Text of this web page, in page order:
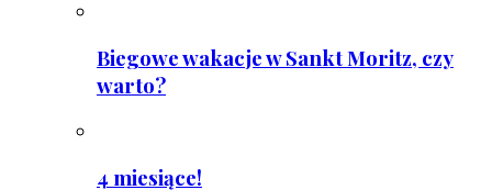
Biegowe wakacje w Sankt Moritz, czy
warto?
4 miesiące!